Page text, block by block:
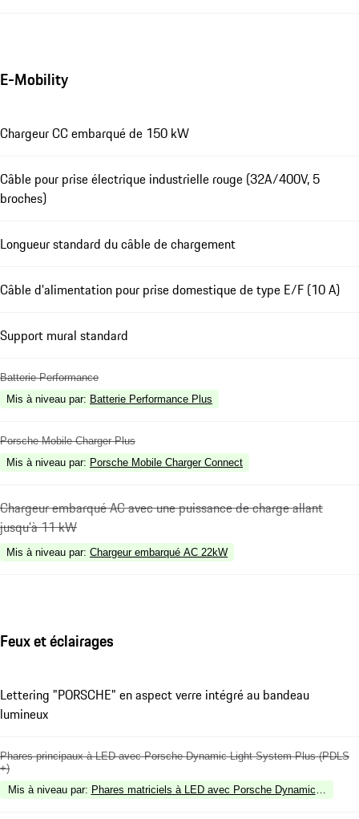
E-Mobility
Chargeur CC embarqué de 150 kW
Câble pour prise électrique industrielle rouge (32A/400V, 5
broches)
Longueur standard du câble de chargement
Câble d'alimentation pour prise domestique de type E/F (10 A)
Support mural standard
Batterie Performance
Mis à niveau par: Batterie Performance Plus
Porsche Mobile Charger Plus
Mis à niveau par: Porsche Mobile Charger Connect
Chargeur embarqué AC avec une puissance de charge allant
jusqu'à 11 kW
Mis à niveau par: Chargeur embarqué AC 22kW
Feux et éclairages
Lettering "PORSCHE" en aspect verre intégré au bandeau
lumineux
Phares principaux à LED avec Porsche Dynamic Light System Plus (PDLS
+)
Mis à niveau par: Phares matriciels à LED avec Porsche Dynamic Light